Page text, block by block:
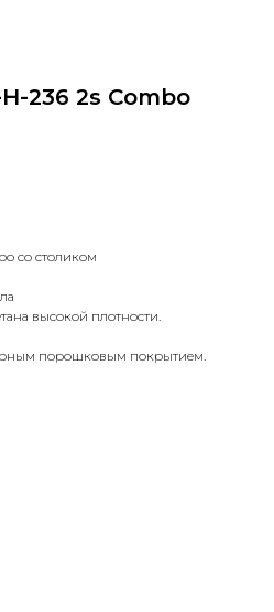
236 2s Combo
со столиком
высокой плотности.
порошковым покрытием.